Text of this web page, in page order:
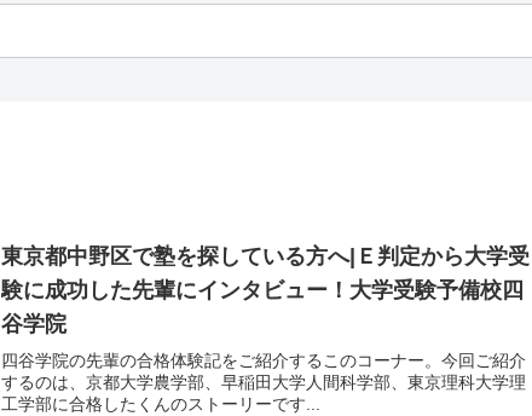
東京都中野区で塾を探している方へ|Ｅ判定から大学受
験に成功した先輩にインタビュー！大学受験予備校四
谷学院
四谷学院の先輩の合格体験記をご紹介するこのコーナー。今回ご紹介
するのは、京都大学農学部、早稲田大学人間科学部、東京理科大学理
工学部に合格したくんのストーリーです...